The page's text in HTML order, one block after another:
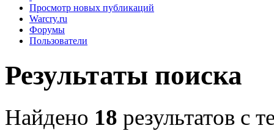
Просмотр новых публикаций
Warcry.ru
Форумы
Пользователи
Результаты поиска
Найдено 18 результатов с